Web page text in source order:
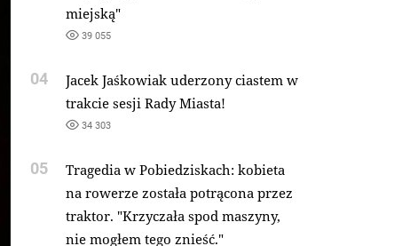
miejską"
39 055
04
Jacek Jaśkowiak uderzony ciastem w
trakcie sesji Rady Miasta!
34 303
05
Tragedia w Pobiedziskach: kobieta
na rowerze została potrącona przez
traktor. "Krzyczała spod maszyny,
nie mogłem tego znieść."